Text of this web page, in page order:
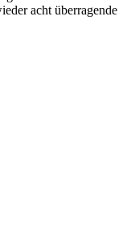
acht überragende